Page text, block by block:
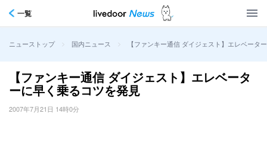
一覧
ニューストップ > 国内ニュース > 【ファンキー通信 ダイジェスト】エレベータ
【ファンキー通信 ダイジェスト】エレベータ
ーに早く乗るコツを発見
2007年7月21日 14時0分